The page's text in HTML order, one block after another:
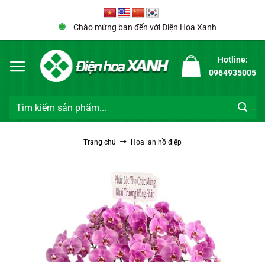
Chào mừng bạn đến với Điện Hoa Xanh
Hotline:
0964935005
Tìm
Trang chủ Hoa lan hồ điệp